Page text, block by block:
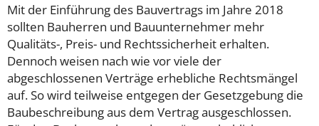
Mit der Einführung des Bauvertrags im Jahre 2018
sollten Bauherren und Bauunternehmer mehr
Qualitäts-, Preis- und Rechtssicherheit erhalten.
Dennoch weisen nach wie vor viele der
abgeschlossenen Verträge erhebliche Rechtsmängel
auf. So wird teilweise entgegen der Gesetzgebung die
Baubeschreibung aus dem Vertrag ausgeschlossen.